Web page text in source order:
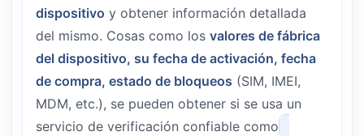
dispositivo y obtener información detallada
del mismo. Cosas como los valores de fábrica
del dispositivo, su fecha de activación, fecha
de compra, estado de bloqueos (SIM, IMEI,
MDM, etc.), se pueden obtener si se usa un
servicio de verificación confiable como